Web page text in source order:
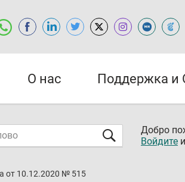
О нас Поддержка и
Добро
Войдите
от 10.12.2020 № 515